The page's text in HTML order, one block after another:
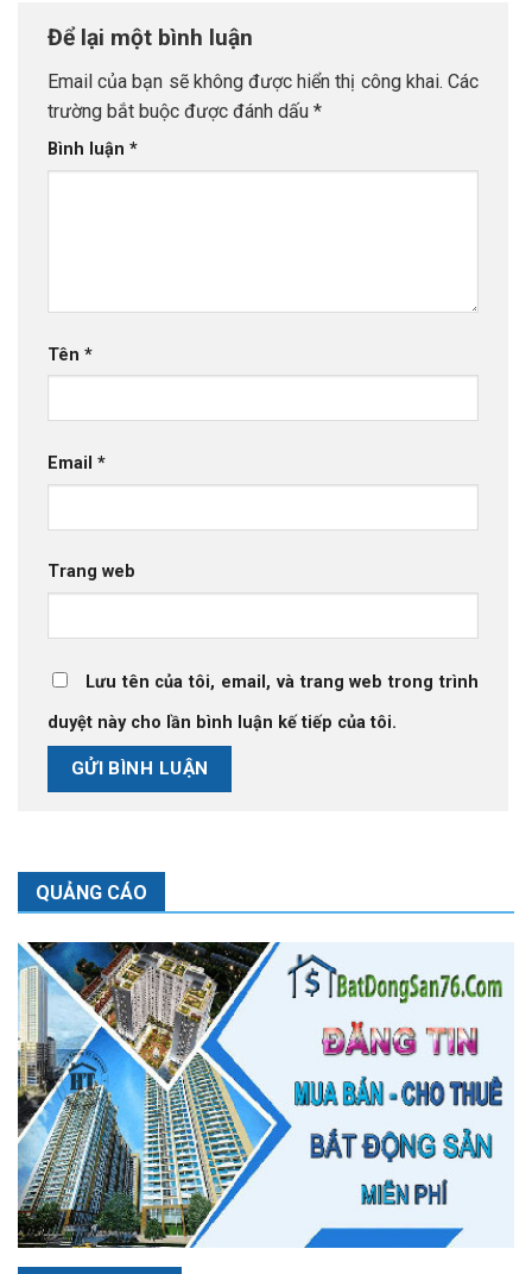
Để lại một bình luận
Email của bạn sẽ không được hiển thị công khai. Các
trường bắt buộc được đánh dấu *
Bình luận *
Tên *
Email *
Trang web
Lưu tên của tôi, email, và trang web trong trình
duyệt này cho lần bình luận kế tiếp của tôi.
QUẢNG CÁO